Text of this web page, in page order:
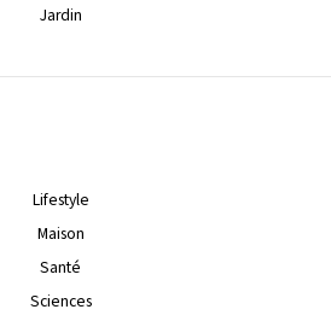
Jardin
Lifestyle
Maison
Santé
Sciences